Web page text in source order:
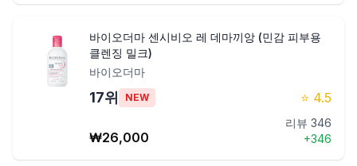
바이오더마 센시비오 레 데마끼앙 (민감 피부용
클렌징 밀크)
바이오더마
17위 NEW ⭐ 4.5
₩26,000
리뷰 346
+346